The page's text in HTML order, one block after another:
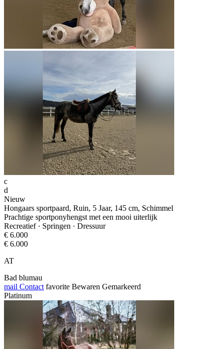
c
d
Nieuw
Hongaars sportpaard, Ruin, 5 Jaar, 145 cm, Schimmel
Prachtige sportponyhengst met een mooi uiterlijk
Recreatief · Springen · Dressuur
€ 6.000
€ 6.000
AT
Bad blumau
mail Contact favorite Bewaren Gemarkeerd
Platinum